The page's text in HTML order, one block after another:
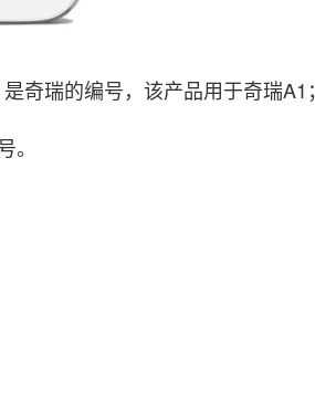
瑞的编号，该产品用于奇瑞A1；